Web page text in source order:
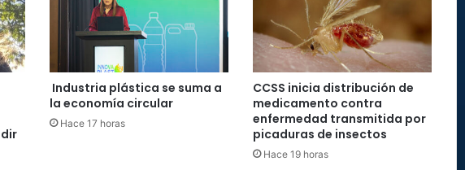
Industria plástica se suma a
la economía circular
Hace 17 horas
CCSS inicia distribución de
medicamento contra
enfermedad transmitida por
picaduras de insectos
Hace 19 horas